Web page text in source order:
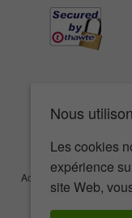
Nous
Les cookies
expérience
site Web,
Accessibilité
© Copyright